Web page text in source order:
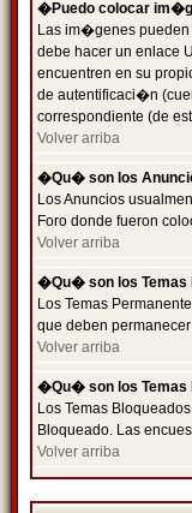
�Puedo colocar
Las im�genes pueden
debe hacer un enlace
encuentren en su
de autentificaci�n
correspondiente (de
Volver arriba
�Qu� son los
Los Anuncios
Foro donde fueron
Volver arriba
�Qu� son los Temas
Los Temas
que deben
Volver arriba
�Qu� son los Temas
Los Temas
Bloqueado. Las
Volver arriba